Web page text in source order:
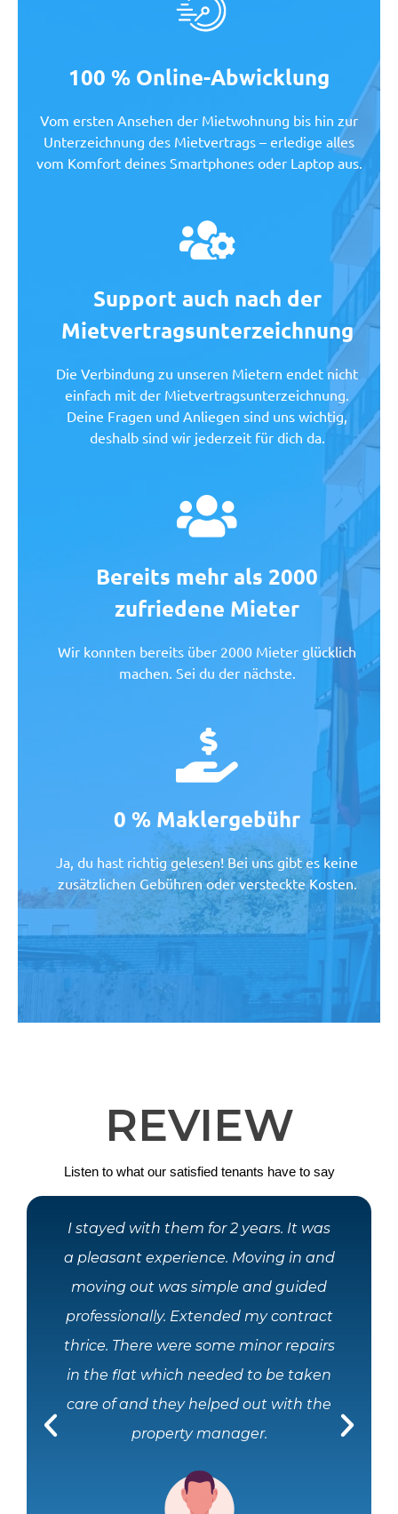
100 % Online-Abwicklung
Vom ersten Ansehen der Mietwohnung bis hin zur
Unterzeichnung des Mietvertrags – erledige alles
vom Komfort deines Smartphones oder Laptop aus.
Support auch nach der
Mietvertragsunterzeichnung
Die Verbindung zu unseren Mietern endet nicht
einfach mit der Mietvertragsunterzeichnung.
Deine Fragen und Anliegen sind uns wichtig,
deshalb sind wir jederzeit für dich da.
Bereits mehr als 2000
zufriedene Mieter
Wir konnten bereits über 2000 Mieter glücklich
machen. Sei du der nächste.
0 % Maklergebühr
Ja, du hast richtig gelesen! Bei uns gibt es keine
zusätzlichen Gebühren oder versteckte Kosten.
REVIEW
Listen to what our satisfied tenants have to say
I stayed with them for 2 years. It was
a pleasant experience. Moving in and
moving out was simple and guided
professionally. Extended my contract
thrice. There were some minor repairs
in the flat which needed to be taken
care of and they helped out with the
property manager.